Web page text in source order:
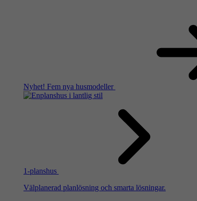
Nyhet! Fem nya husmodeller
1-planshus
Välplanerad planlösning och smarta lösningar.